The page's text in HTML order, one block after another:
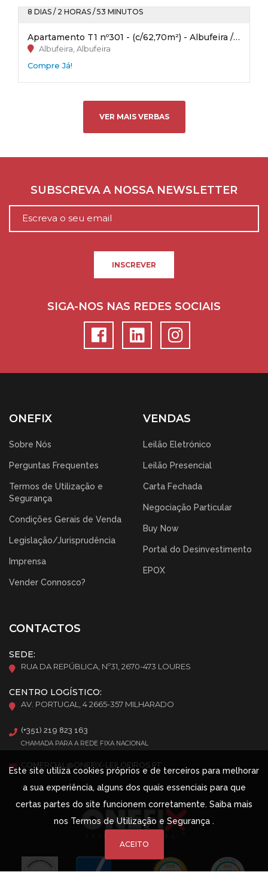
8 DIAS / 2 HORAS / 53 MINUTOS
Apartamento T1 nº301 - (c/62,70m²) - Albufeira / Faro
Albufeira, Albufeira
Compre Já!
VER MAIS VERBAS
SUBSCREVA A NOSSA NEWSLETTER
INSCREVER
SIGA-NOS NAS REDES SOCIAIS
ONEFIX
Sobre Nós
Perguntas Frequentes
Termos de Utilização e
Segurança
Condições Gerais de Venda
Legislação/Jurisprudência
Imprensa
Vender Connosco?
VENDAS
Leilão Eletrónico
Leilão Presencial
Carta Fechada
Negociação Particular
Buy Now
Portal do Desinvestimento
EPOX
CONTACTOS
SEDE:
RUA DA REPÚBLICA, Nº31, 2670-473 LOURES
CENTRO LOGÍSTICO:
AV. PORTUGAL, 4 2665-357 MILHARADO
(+351) 219 823 163
CHAMADA PARA A REDE FIXA NACIONAL
COMERCIAL@ONEFIX-LEILOEIROS.PT
Este site utiliza cookies próprios e de terceiros para melhorar
a sua experiência, alguns dos quais essenciais para que
certas partes do site funcionem corretamente. Saiba mais
nos Termos de Utilização e Segurança .
ACEITO